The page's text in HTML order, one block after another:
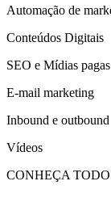
Automação de
Conteúdos Digitais
SEO e Mídias pagas
E-mail marketing
Inbound e outbound
Vídeos
CONHEÇA